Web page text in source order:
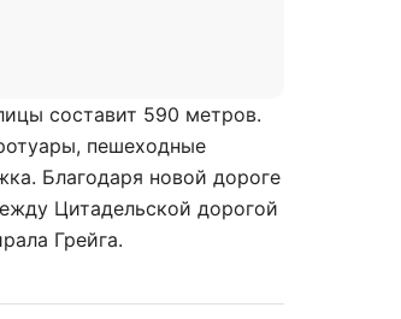
составит 590 метров.
пешеходные
Благодаря новой дороге
Цитадельской дорогой
Грейга.